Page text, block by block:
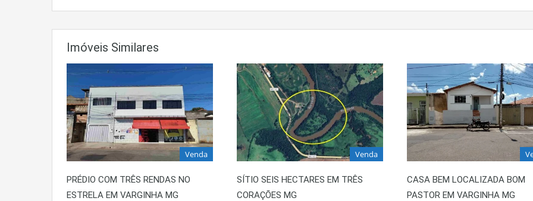
Imóveis Similares
Venda
PRÉDIO COM TRÊS RENDAS NO
ESTRELA EM VARGINHA MG
Venda
SÍTIO SEIS HECTARES EM TRÊS
CORAÇÕES MG
CASA BEM LOCALIZADA BOM
PASTOR EM VARGINHA MG